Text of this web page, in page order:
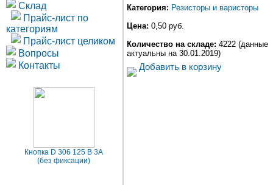
Склад
Прайс-лист по
категориям
Прайс-лист целиком
Вопросы
Контакты
Кнопка D 306 125 В 3А
(без фиксации)
Категория: Резисторы и варисторы
Цена: 0,50 руб.
Количество на складе: 4222 (данные
актуальны на 30.01.2019)
Добавить в корзину